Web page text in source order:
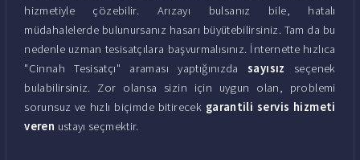
hizmetiyle çözebilir. Arızayı bulsanız bile, hatalı
müdahalelerde bulunursanız hasarı büyütebilirsiniz. Tam da bu
nedenle uzman tesisatçılara başvurmalısınız. İnternette hızlıca
"Cinnah Tesisatçı" araması yaptığınızdasayısız seçenek
bulabilirsiniz. Zor olansa sizin için uygun olan, problemi
sorunsuz ve hızlı biçimde bitirecek garantili servis hizmeti
veren ustayı seçmektir.